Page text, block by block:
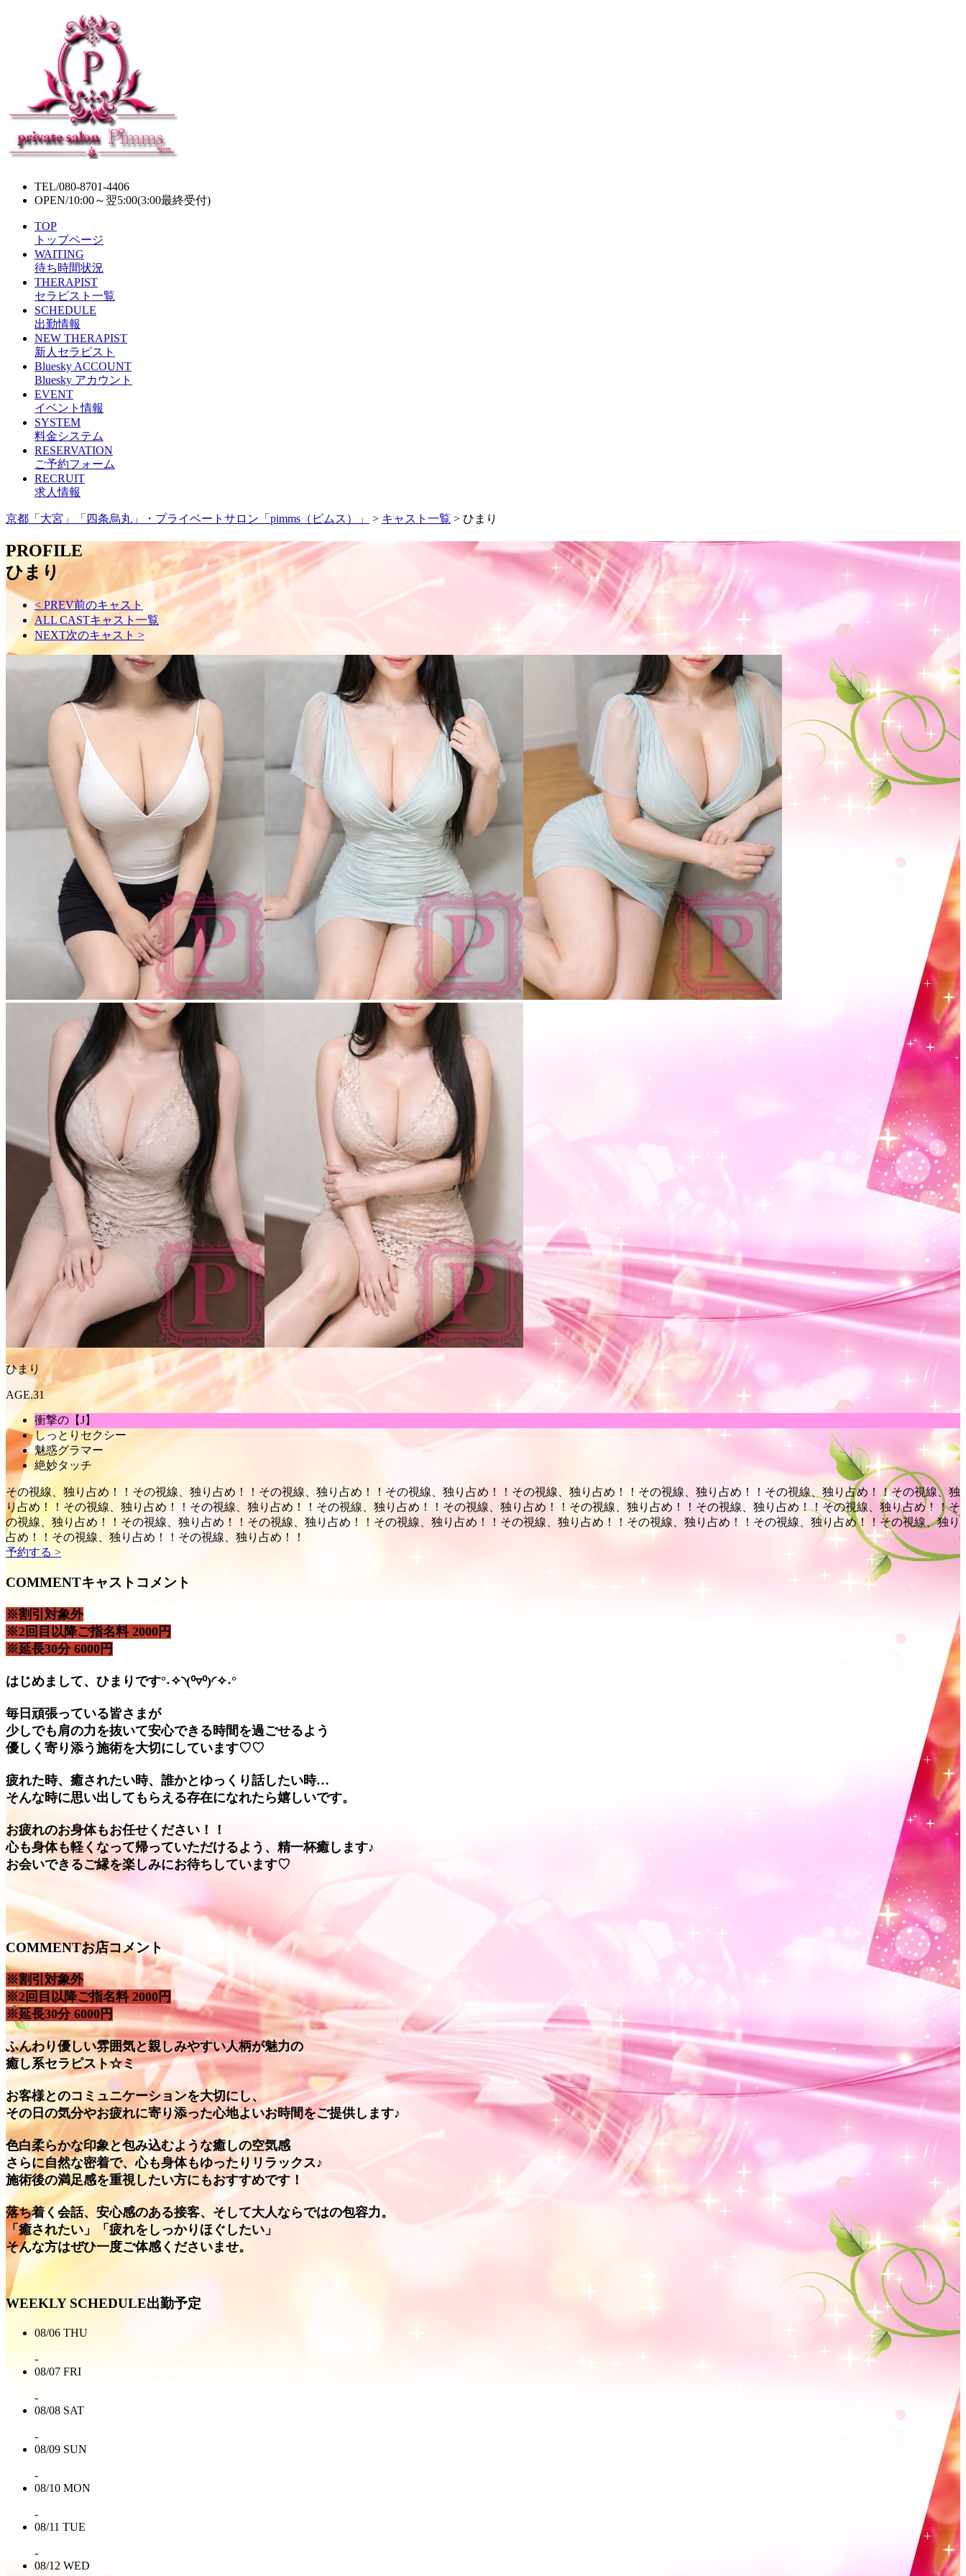
TEL/080-8701-4406
OPEN/10:00～翌5:00(3:00最終受付)
TOP
トップページ
WAITING
待ち時間状況
THERAPIST
セラピスト一覧
SCHEDULE
出勤情報
NEW THERAPIST
新人セラピスト
Bluesky ACCOUNT
Bluesky アカウント
EVENT
イベント情報
SYSTEM
料金システム
RESERVATION
ご予約フォーム
RECRUIT
求人情報
京都「大宮」「四条烏丸」・プライベートサロン「pimms（ピムス）」 > キャスト一覧 > ひまり
PROFILE
ひまり
< PREV前のキャスト
ALL CASTキャスト一覧
NEXT次のキャスト >
ひまり
AGE.31
衝撃の【J】
しっとりセクシー
魅惑グラマー
絶妙タッチ
その視線、独り占め！！ その視線、独り占め！！ その視線、独り占め！！ その視線、独り占め！！ その視線、独り占め！！ その視線、独り占め！！ その視線、独り占め！！その視線、独
り占め！！ その視線、独り占め！！ その視線、独り占め！！ その視線、独り占め！！ その視線、独り占め！！ その視線、独り占め！！ その視線、独り占め！！ その視線、独り占め！！そ
の視線、独り占め！！ その視線、独り占め！！ その視線、独り占め！！ その視線、独り占め！！ その視線、独り占め！！ その視線、独り占め！！ その視線、独り占め！！ その視線、独り
占め！！ その視線、独り占め！！ その視線、独り占め！！
予約する >
COMMENTキャストコメント
※割引対象外
※2回目以降ご指名料 2000円
※延長30分 6000円
はじめまして、ひまりです°˖✧◝(⁰▿⁰)◜✧˖°
毎日頑張っている皆さまが
少しでも肩の力を抜いて安心できる時間を過ごせるよう
優しく寄り添う施術を大切にしています♡♡
疲れた時、癒されたい時、誰かとゆっくり話したい時…
そんな時に思い出してもらえる存在になれたら嬉しいです。
お疲れのお身体もお任せください！！
心も身体も軽くなって帰っていただけるよう、精一杯癒します♪
お会いできるご縁を楽しみにお待ちしています♡
COMMENTお店コメント
※割引対象外
※2回目以降ご指名料 2000円
※延長30分 6000円
ふんわり優しい雰囲気と親しみやすい人柄が魅力の
癒し系セラピスト☆ミ
お客様とのコミュニケーションを大切にし、
その日の気分やお疲れに寄り添った心地よいお時間をご提供します♪
色白柔らかな印象と包み込むような癒しの空気感
さらに自然な密着で、心も身体もゆったりリラックス♪
施術後の満足感を重視したい方にもおすすめです！
落ち着く会話、安心感のある接客、そして大人ならではの包容力。
「癒されたい」「疲れをしっかりほぐしたい」
そんな方はぜひ一度ご体感くださいませ。
WEEKLY SCHEDULE出勤予定
08/06 THU
-
08/07 FRI
-
08/08 SAT
-
08/09 SUN
-
08/10 MON
-
08/11 TUE
-
08/12 WED